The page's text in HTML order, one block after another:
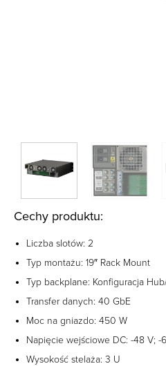
Cechy produktu:
Liczba slotów: 2
Typ montażu: 19″ Rack Mount
Typ backplane: Konfiguracja
Transfer danych: 40 GbE
Moc na gniazdo: 450 W
Napięcie wejściowe DC: -48 V; -
Wysokość stelaża: 3 U